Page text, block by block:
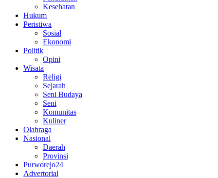
Kesehatan
Hukum
Peristiwa
Sosial
Ekonomi
Politik
Opini
Wisata
Religi
Sejarah
Seni Budaya
Seni
Komunitas
Kuliner
Olahraga
Nasional
Daerah
Provinsi
Purworejo24
Advertorial